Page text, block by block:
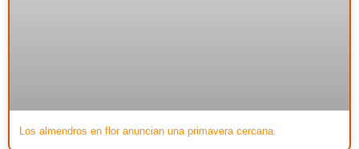
Los almendros en flor anuncian una primavera cercana.